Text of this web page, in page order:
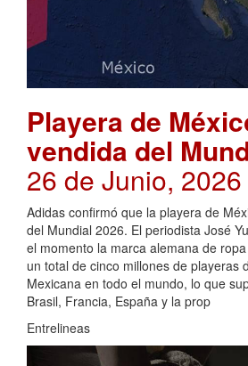
Playera de
vendida del
26 de Junio, 2026
Adidas confirmó que la playera de
del Mundial 2026. El periodista José
el momento la marca alemana de
un total de cinco millones de playeras
Mexicana en todo el mundo, lo que
Brasil, Francia, España y la prop
Entrelineas